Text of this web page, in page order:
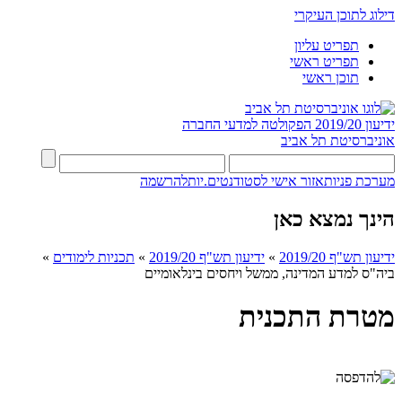
דילוג לתוכן העיקרי
תפריט עליון
תפריט ראשי
תוכן ראשי
ידיעון 2019/20
הפקולטה למדעי החברה
אוניברסיטת תל אביב
מערכת פניותאזור אישי לסטודנטים.יותלהרשמה
הינך נמצא כאן
ידיעון תש"ף 2019/20 » ידיעון תש"ף 2019/20 » תכניות לימודים »
ביה"ס למדע המדינה, ממשל ויחסים בינלאומיים
מטרת התכנית